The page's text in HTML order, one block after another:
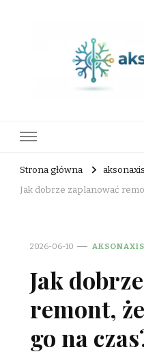
Strona główna
aksonaxis
Jak dobrze zaplanować
2026-06-10 AKSONAXIS
Jak
remont,
go na